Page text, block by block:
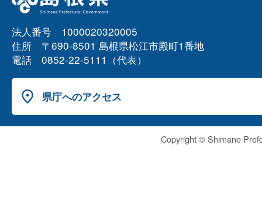
法人番号 1000020320005
住所 〒690-8501 島根県松江市殿町1番地
電話 0852-22-5111（代表）
県庁へのアクセス
Copyright © Shimane